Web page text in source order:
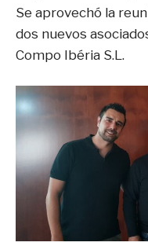
Se aprovechó la
dos nuevos
Compo Ibéria S.L.